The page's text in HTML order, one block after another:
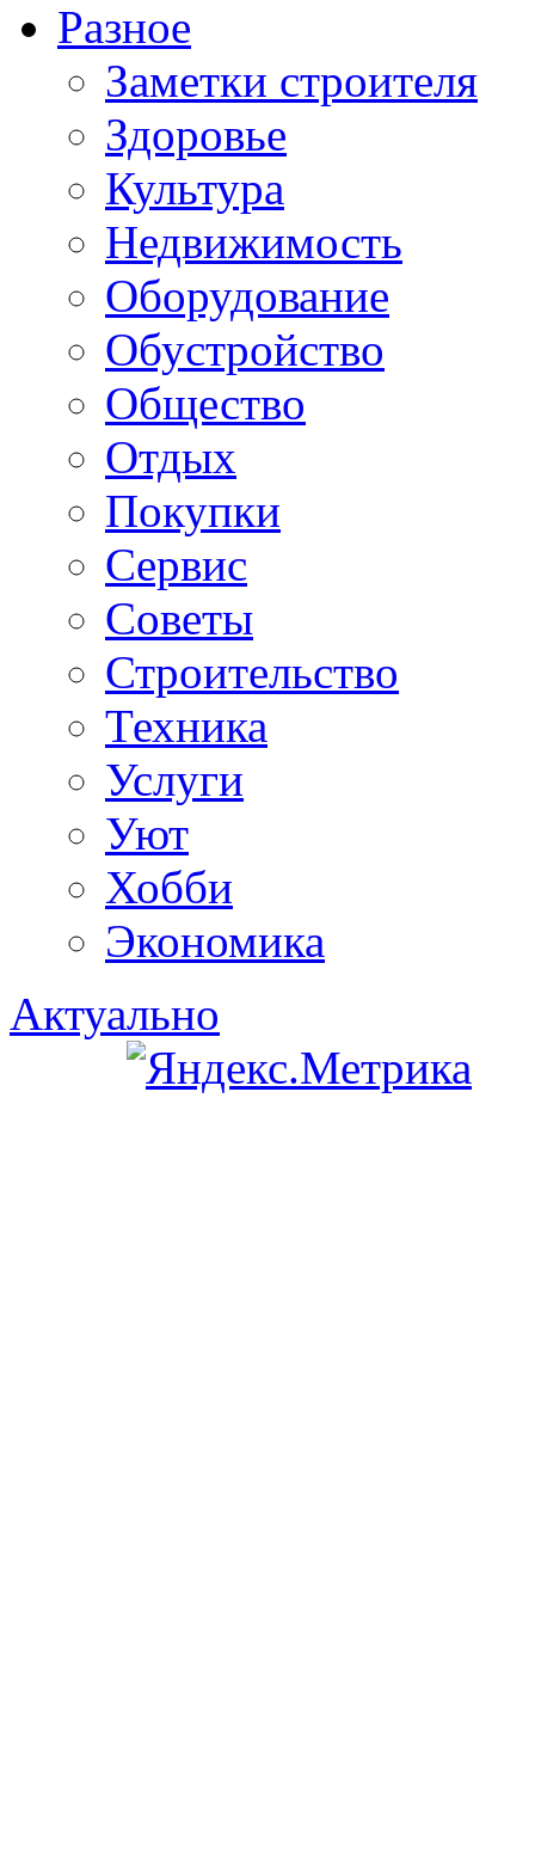
Разное
Заметки строителя
Здоровье
Культура
Недвижимость
Оборудование
Обустройство
Общество
Отдых
Покупки
Сервис
Советы
Строительство
Техника
Услуги
Уют
Хобби
Экономика
Актуально